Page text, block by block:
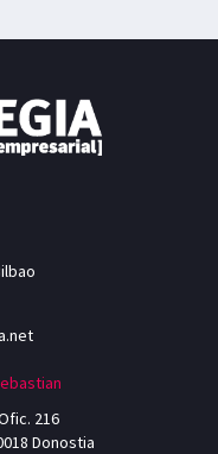
216
Donostia